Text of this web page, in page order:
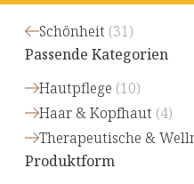
Schönheit (31)
Passende Kategorien
Hautpflege (10)
Haar & Kopfhaut (4)
Therapeutische &
Produktform